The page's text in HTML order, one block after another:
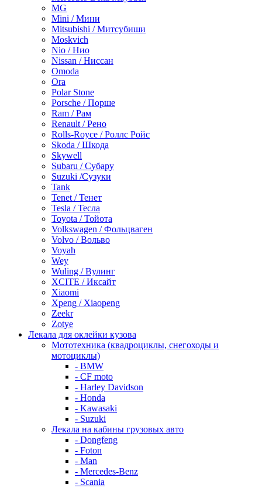
MG
Mini / Мини
Mitsubishi / Митсубиши
Moskvich
Nio / Нио
Nissan / Ниссан
Omoda
Ora
Polar Stone
Porsche / Порше
Ram / Рам
Renault / Рено
Rolls-Royce / Роллс Ройс
Skoda / Шкода
Skywell
Subaru / Субару
Suzuki /Сузуки
Tank
Tenet / Тенет
Tesla / Тесла
Toyota / Тойота
Volkswagen / Фольцваген
Volvo / Вольво
Voyah
Wey
Wuling / Вулинг
XCITE / Иксайт
Xiaomi
Xpeng / Xiaopeng
Zeekr
Zotye
Лекала для оклейки кузова
Мототехника (квадроциклы, снегоходы и
мотоциклы)
- BMW
- CF moto
- Harley Davidson
- Honda
- Kawasaki
- Suzuki
Лекала на кабины грузовых авто
- Dongfeng
- Foton
- Man
- Mercedes-Benz
- Scania